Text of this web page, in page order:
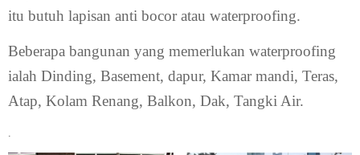
itu butuh lapisan anti bocor atau waterproofing.
Beberapa bangunan yang memerlukan waterproofing
ialah Dinding, Basement, dapur, Kamar mandi, Teras,
Atap, Kolam Renang, Balkon, Dak, Tangki Air.
.